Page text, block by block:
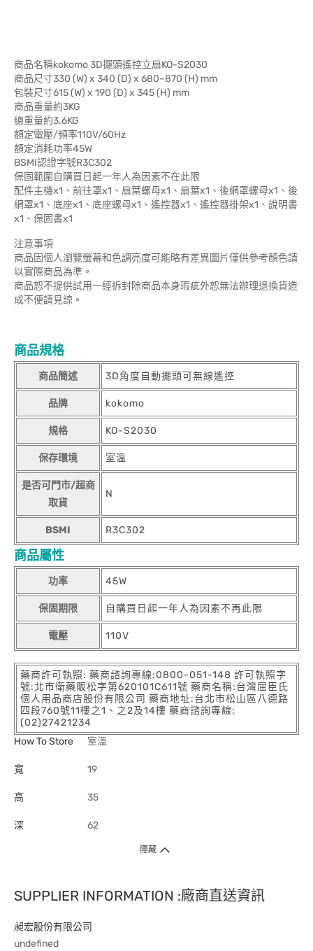
商品名稱kokomo 3D擺頭遙控立扇KO-S2030
商品尺寸330 (W) x 340 (D) x 680~870 (H) mm
包裝尺寸615 (W) x 190 (D) x 345 (H) mm
商品重量約3KG
總重量約3.6KG
額定電壓/頻率110V/60Hz
額定消耗功率45W
BSMI認證字號R3C302
保固範圍自購買日起一年人為因素不在此限
配件主機x1、前往罩x1、扇葉螺母x1、扇葉x1、後網罩螺母x1、後
網罩x1、底座x1、底座螺母x1、遙控器x1、遙控器掛架x1、說明書
x1、保固書x1
注意事項
商品因個人瀏覽螢幕和色調亮度可能略有差異圖片僅供參考顏色請
以實際商品為準。
商品恕不提供試用一經拆封除商品本身瑕疵外恕無法辦理退換貨造
成不便請見諒。
商品規格
商品簡述 3D角度自動擺頭可無線遙控
品牌 kokomo
規格 KO-S2030
保存環境 室溫
是否可門市/超商
取貨
N
BSMI R3C302
商品屬性
功率 45W
保固期限 自購買日起一年人為因素不再此限
電壓 110V
藥商許可執照: 藥商諮詢專線:0800-051-148 許可執照字
號:北市衛藥販松字第620101C611號 藥商名稱:台灣屈臣氏
個人用品商店股份有限公司 藥商地址:台北市松山區八德路
四段760號11樓之1、之2及14樓 藥商諮詢專線:
(02)27421234
How To Store
室溫
寬 19
高 35
深 62
隱藏
SUPPLIER INFORMATION :廠商直送資訊
昶宏股份有限公司
undefined